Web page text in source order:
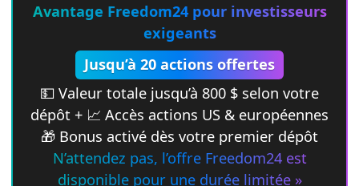
Avantage Freedom24 pour investisseurs
exigeants
Jusqu’à 20 actions offertes
💵 Valeur totale jusqu’à 800 $ selon votre
dépôt + 📈 Accès actions US & européennes
🎁 Bonus activé dès votre premier dépôt
N’attendez pas, l’offre Freedom24 est
disponible pour une durée limitée »